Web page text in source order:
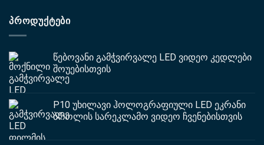
ᲞᲠᲝᲓᲣᲥᲢᲔᲑᲘ
წებოვანი გამჭვირვალე LED ვიდეო კედლები
შოუებისთვის
P10 უხილავი ჰოლოგრაფიული LED ეკრანი
ბროლის სარეკლამო ვიდეო ჩვენებისთვის